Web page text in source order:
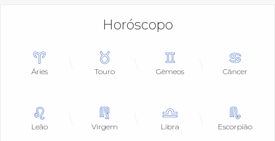
Horóscopo
Áries Touro Gêmeos Câncer
Leão Virgem Libra Escorpião